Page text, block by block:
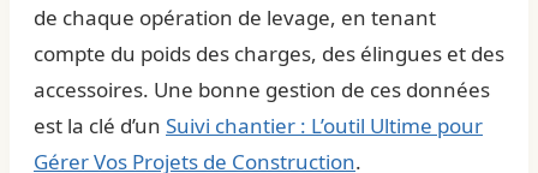
de chaque opération de levage, en tenant
compte du poids des charges, des élingues et des
accessoires. Une bonne gestion de ces données
est la clé d’un Suivi chantier : L’outil Ultime pour
Gérer Vos Projets de Construction.